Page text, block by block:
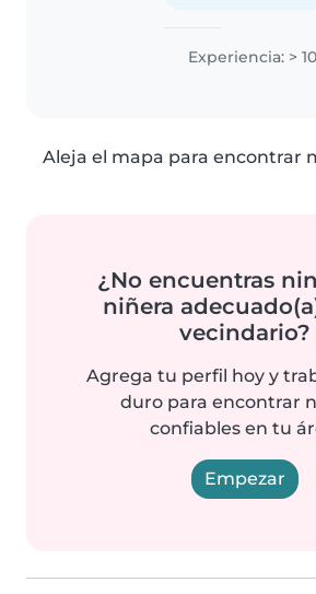
Experiencia: >
Aleja el mapa para encontrar
¿No encuentras
niñera
vecindario?
Agrega tu perfil hoy y
duro para encontrar
confiables en tu
Empezar